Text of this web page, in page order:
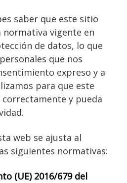
saber que este sitio
normativa vigente en
de datos, lo que
que nos
expreso y a
para que este
y pueda
web se ajusta al
siguientes normativas:
(UE) 2016/679 del